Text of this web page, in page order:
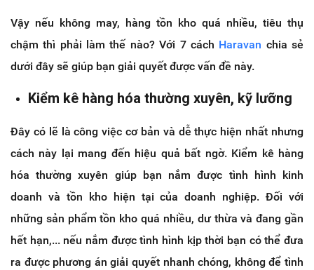
Vậy nếu không may, hàng tồn kho quá nhiều, tiêu thụ
chậm thì phải làm thế nào? Với 7 cách Haravan chia sẻ
dưới đây sẽ giúp bạn giải quyết được vấn đề này.
Kiểm kê hàng hóa thường xuyên, kỹ lưỡng
Đây có lẽ là công việc cơ bản và dễ thực hiện nhất nhưng
cách này lại mang đến hiệu quả bất ngờ. Kiểm kê hàng
hóa thường xuyên giúp bạn nắm được tình hình kinh
doanh và tồn kho hiện tại của doanh nghiệp. Đối với
những sản phẩm tồn kho quá nhiều, dư thừa và đang gần
hết hạn,... nếu nắm được tình hình kịp thời bạn có thể đưa
ra được phương án giải quyết nhanh chóng, không để tình